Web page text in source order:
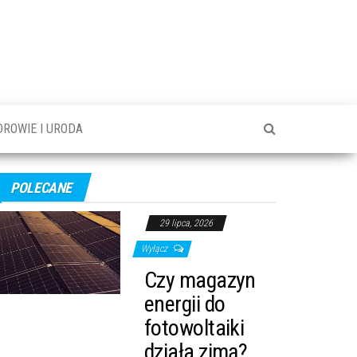
I URODA
POLECANE
29 lipca, 2026
Wyłącz
Czy magazyn
energii do
fotowoltaiki